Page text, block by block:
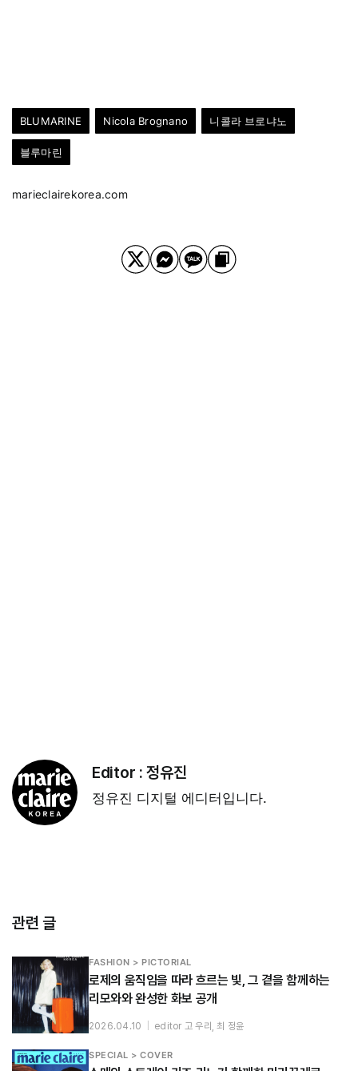
BLUMARINE Nicola Brognano 니콜라 브로냐노
블루마린
marieclairekorea.com
Editor :정유진
정유진 디지털 에디터입니다.
관련 글
FASHION > PICTORIAL
로제의 움직임을 따라 흐르는 빛, 그 곁을 함께하는
리모와와 완성한 화보 공개
2026.04.10 editor 고 우리, 최 정윤
SPECIAL > COVER